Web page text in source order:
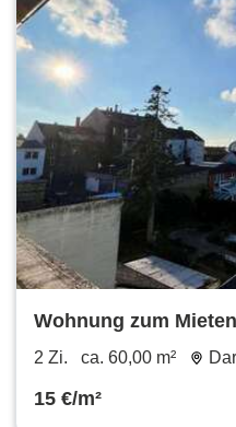
Wohnung zum
m²
2 Zi. ca. 60,00 m²
15 €/m²